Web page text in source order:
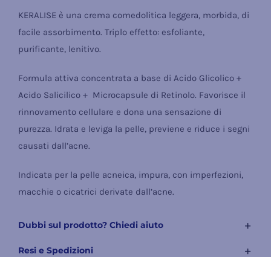
KERALISE è una crema comedolitica leggera, morbida, di
facile assorbimento. Triplo effetto: esfoliante,
purificante, lenitivo.
Formula attiva concentrata a base di Acido Glicolico +
Acido Salicilico + Microcapsule di Retinolo. Favorisce il
rinnovamento cellulare e dona una sensazione di
purezza. Idrata e leviga la pelle, previene e riduce i segni
causati dall’acne.
Indicata per la pelle acneica, impura, con imperfezioni,
macchie o cicatrici derivate dall’acne.
Dubbi sul prodotto? Chiedi aiuto
Resi e Spedizioni